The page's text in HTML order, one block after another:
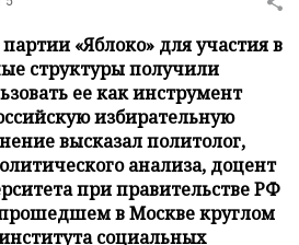
«Яблоко» для участия в
структуры получили
ее как инструмент
избирательную
высказал политолог,
анализа, доцент
при правительстве РФ
в Москве круглом
социальных